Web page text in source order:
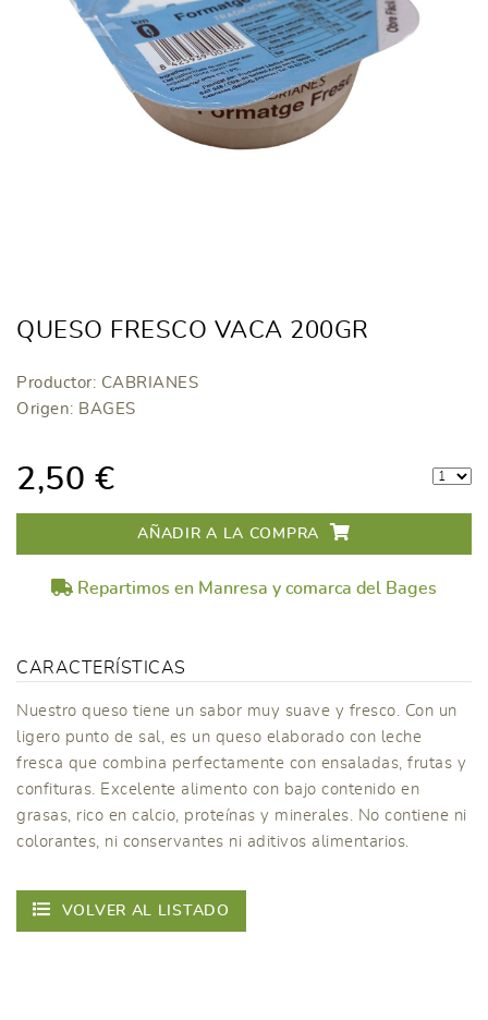
QUESO FRESCO VACA 200GR
Productor: CABRIANES
Origen: BAGES
2,50 €
AÑADIR A LA COMPRA
Repartimos en Manresa y comarca del Bages
CARACTERÍSTICAS
Nuestro queso tiene un sabor muy suave y fresco. Con un
ligero punto de sal, es un queso elaborado con leche
fresca que combina perfectamente con ensaladas, frutas y
confituras. Excelente alimento con bajo contenido en
grasas, rico en calcio, proteínas y minerales. No contiene ni
colorantes, ni conservantes ni aditivos alimentarios.
VOLVER AL LISTADO